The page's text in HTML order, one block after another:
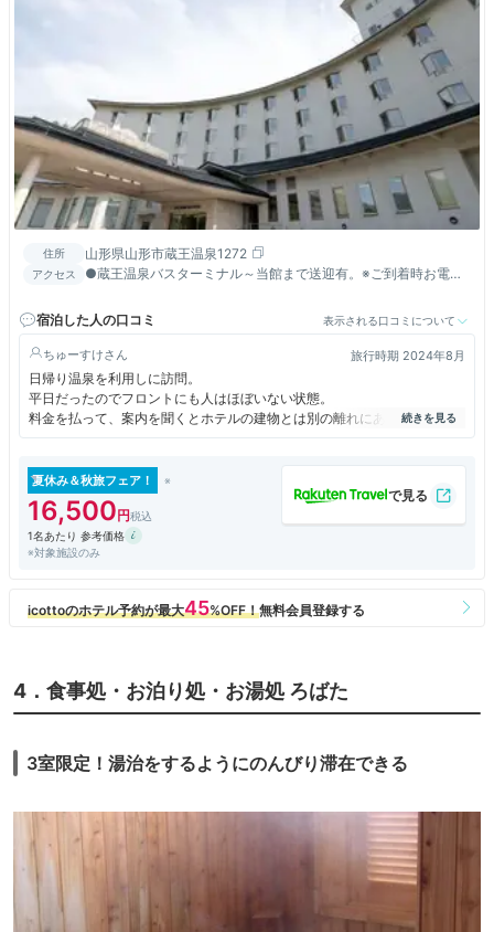
住所 山形県山形市蔵王温泉1272
アクセス
●蔵王温泉バスターミナル～当館まで送迎有。※ご到着時お電話
約制
宿泊した人の口コミ 表示される口コミについて
ちゅーすけ 旅行時期 2024年8月
日帰り温泉を利用しに訪問。
平日だったのでフロントにも人はほぼいない状態。
料金を払って、案内を聞くとホテルの建物とは別の離れにあるようだ。
離れと言ってもホテルからつながったものでなく、駐車場の端にぽつんと
風呂自体は清潔で広々していて気持ちいい。
お湯も若干緑っぽくてよかった。
他に客がいなかったので一人で占有して楽しめた。
夏休み＆秋旅フェア！
16,500
1名あたり 参考価格
※対象施設のみ
4．食事処・お泊り処・お湯処 ろばた
3室限定！湯治をするようにのんびり滞在できる